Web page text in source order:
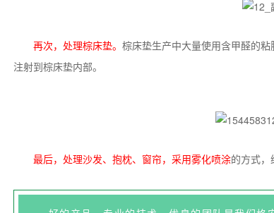
再次，处理棕床垫。 棕床垫生产中大量使用含甲醛的
注射到棕床垫内部。
最后，处理沙发、抱枕、窗帘，采用雾化喷涂的方式，